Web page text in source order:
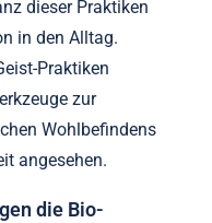
Praktiken?
Praktiken erheblich,
und